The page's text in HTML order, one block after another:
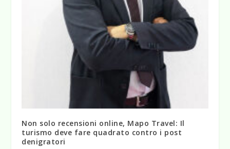
Non solo recensioni online, Mapo Travel: Il
turismo deve fare quadrato contro i post
denigratori